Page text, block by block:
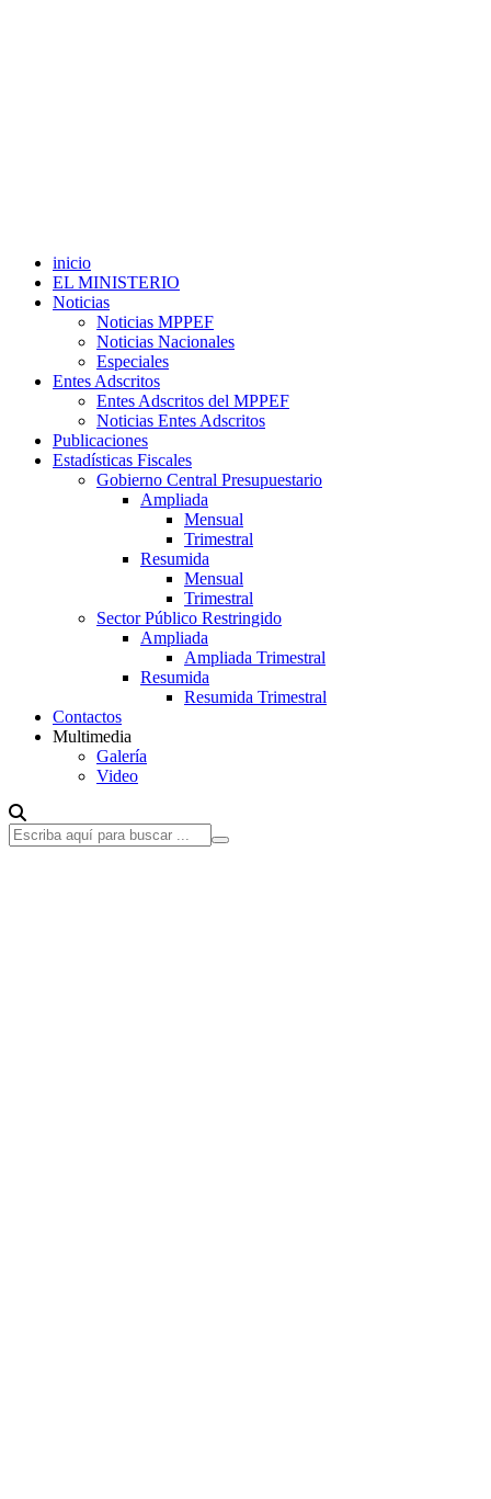
inicio
EL MINISTERIO
Noticias
Noticias MPPEF
Noticias Nacionales
Especiales
Entes Adscritos
Entes Adscritos del MPPEF
Noticias Entes Adscritos
Publicaciones
Estadísticas Fiscales
Gobierno Central Presupuestario
Ampliada
Mensual
Trimestral
Resumida
Mensual
Trimestral
Sector Público Restringido
Ampliada
Ampliada Trimestral
Resumida
Resumida Trimestral
Contactos
Multimedia
Galería
Video